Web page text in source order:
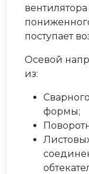
вентилятора
поступает
Осевой
из:
формы;